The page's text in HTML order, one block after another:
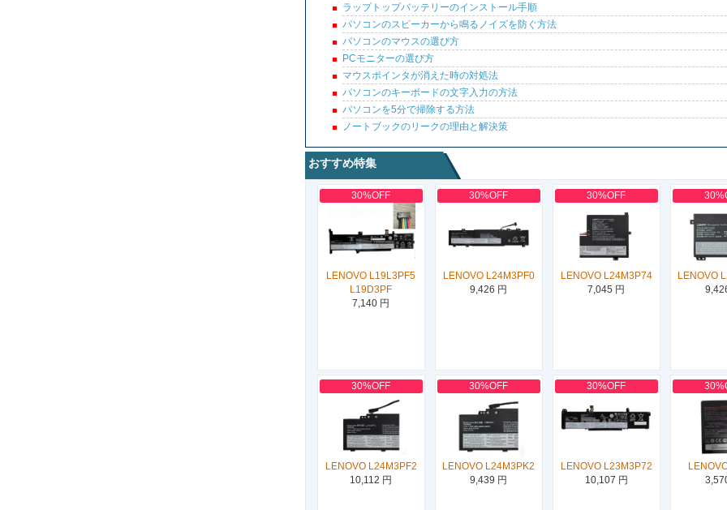
ラップトップバッテリーのインストール手順
パソコンのスピーカーから鳴るノイズを防ぐ方法
パソコンのマウスの選び方
PCモニターの選び方
マウスポインタが消えた時の対処法
パソコンのキーボードの文字入力の方法
パソコンを5分で掃除する方法
ノートブックのリークの理由と解決策
おすすめ特集
30%OFF
LENOVO L19L3PF5
L19D3PF
7,140 円
30%OFF
LENOVO L24M3PF0
9,426 円
30%OFF
LENOVO L24M3P74
7,045 円
LENOVO
30%OFF
LENOVO L24M3PF2
10,112 円
30%OFF
LENOVO L24M3PK2
9,439 円
30%OFF
LENOVO L23M3P72
10,107 円